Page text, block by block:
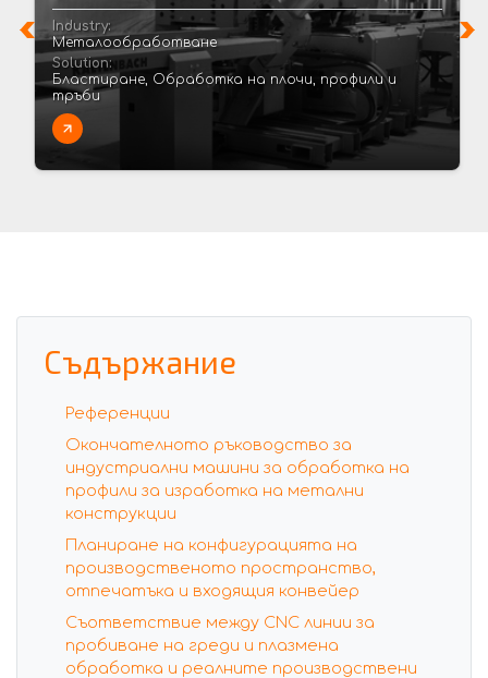
Industry:
Металообработване
Solution:
Бластиране, Обработка на плочи, профили и
тръби
Съдържание
Референции
Окончателното ръководство за
индустриални машини за обработка на
профили за изработка на метални
конструкции
Планиране на конфигурацията на
производственото пространство,
отпечатъка и входящия конвейер
Съответствие между CNC линии за
пробиване на греди и плазмена
обработка и реалните производствени